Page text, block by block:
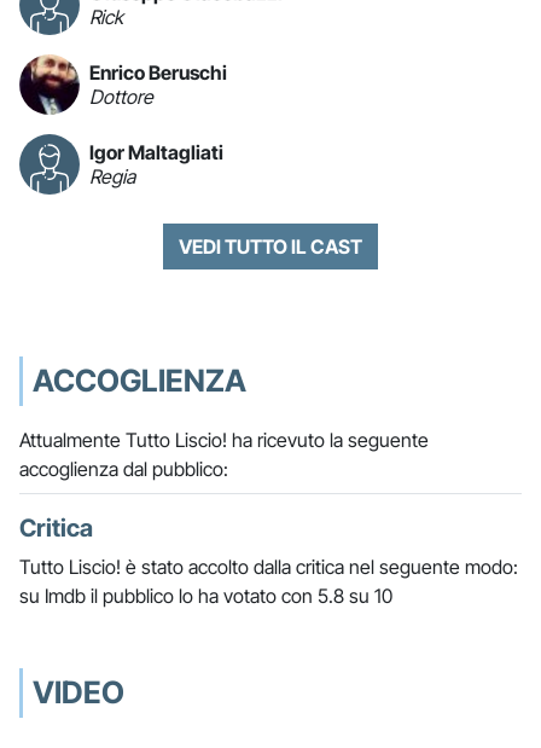
Rick
Enrico Beruschi
Dottore
Igor Maltagliati
Regia
VEDI TUTTO IL CAST
ACCOGLIENZA
Attualmente Tutto Liscio! ha ricevuto la seguente
accoglienza dal pubblico:
Critica
Tutto Liscio! è stato accolto dalla critica nel seguente modo:
su Imdb il pubblico lo ha votato con 5.8 su 10
VIDEO